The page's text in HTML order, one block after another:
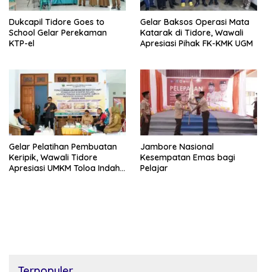
Dukcapil Tidore Goes to
School Gelar Perekaman
KTP-el
Gelar Baksos Operasi Mata
Katarak di Tidore, Wawali
Apresiasi Pihak FK-KMK UGM
Gelar Pelatihan Pembuatan
Keripik, Wawali Tidore
Apresiasi UMKM Toloa Indah
Jambore Nasional
Kesempatan Emas bagi
Pelajar